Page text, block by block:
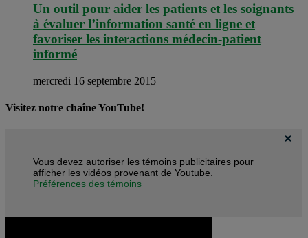
Un outil pour aider les patients et les soignants
à évaluer l’information santé en ligne et
favoriser les interactions médecin-patient
informé
mercredi 16 septembre 2015
Visitez notre chaîne YouTube!
Vous devez autoriser les témoins publicitaires pour
afficher les vidéos provenant de Youtube.
Préférences des témoins